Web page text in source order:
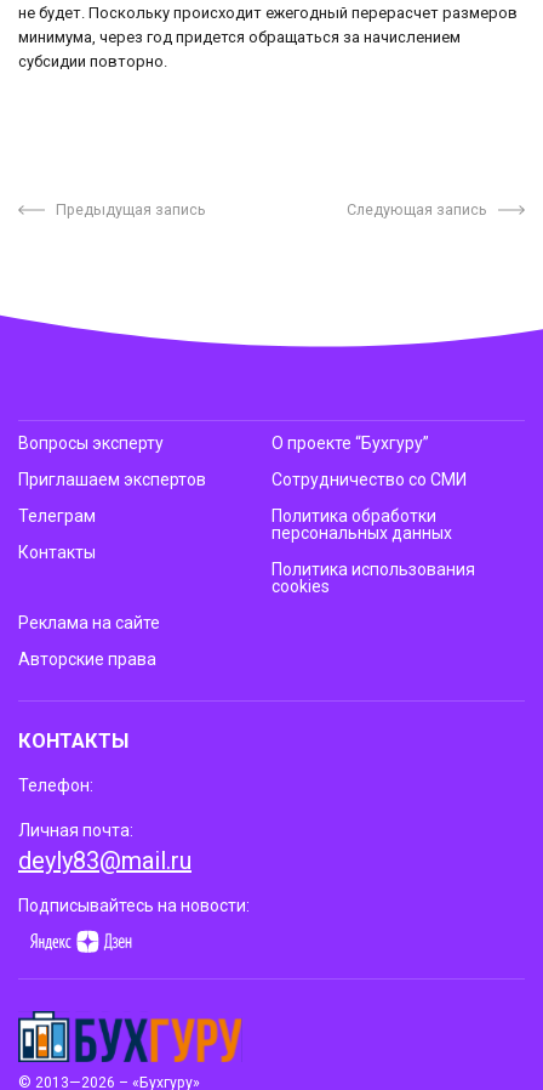
не будет. Поскольку происходит ежегодный перерасчет размеров
минимума, через год придется обращаться за начислением
субсидии повторно.
Предыдущая запись Следующая запись
© 2013—2026 – «Бухгуру»
Вопросы эксперту
Приглашаем экспертов
Телеграм
Контакты
О проекте “Бухгуру”
Сотрудничество со СМИ
Политика обработки
персональных данных
Политика использования
cookies
Реклама на сайте
Авторские права
КОНТАКТЫ
Телефон:
Личная почта:
deyly83@mail.ru
Подписывайтесь на новости: